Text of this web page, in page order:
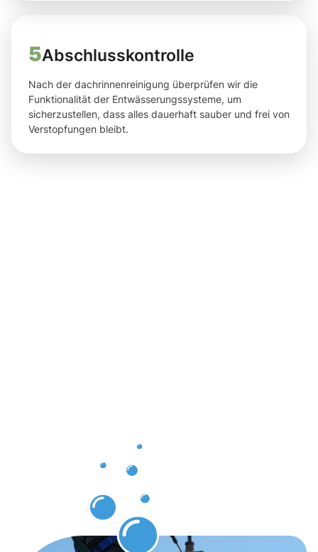
5Abschlusskontrolle
Nach der dachrinnenreinigung überprüfen wir die
Funktionalität der Entwässerungssysteme, um
sicherzustellen, dass alles dauerhaft sauber und frei von
Verstopfungen bleibt.